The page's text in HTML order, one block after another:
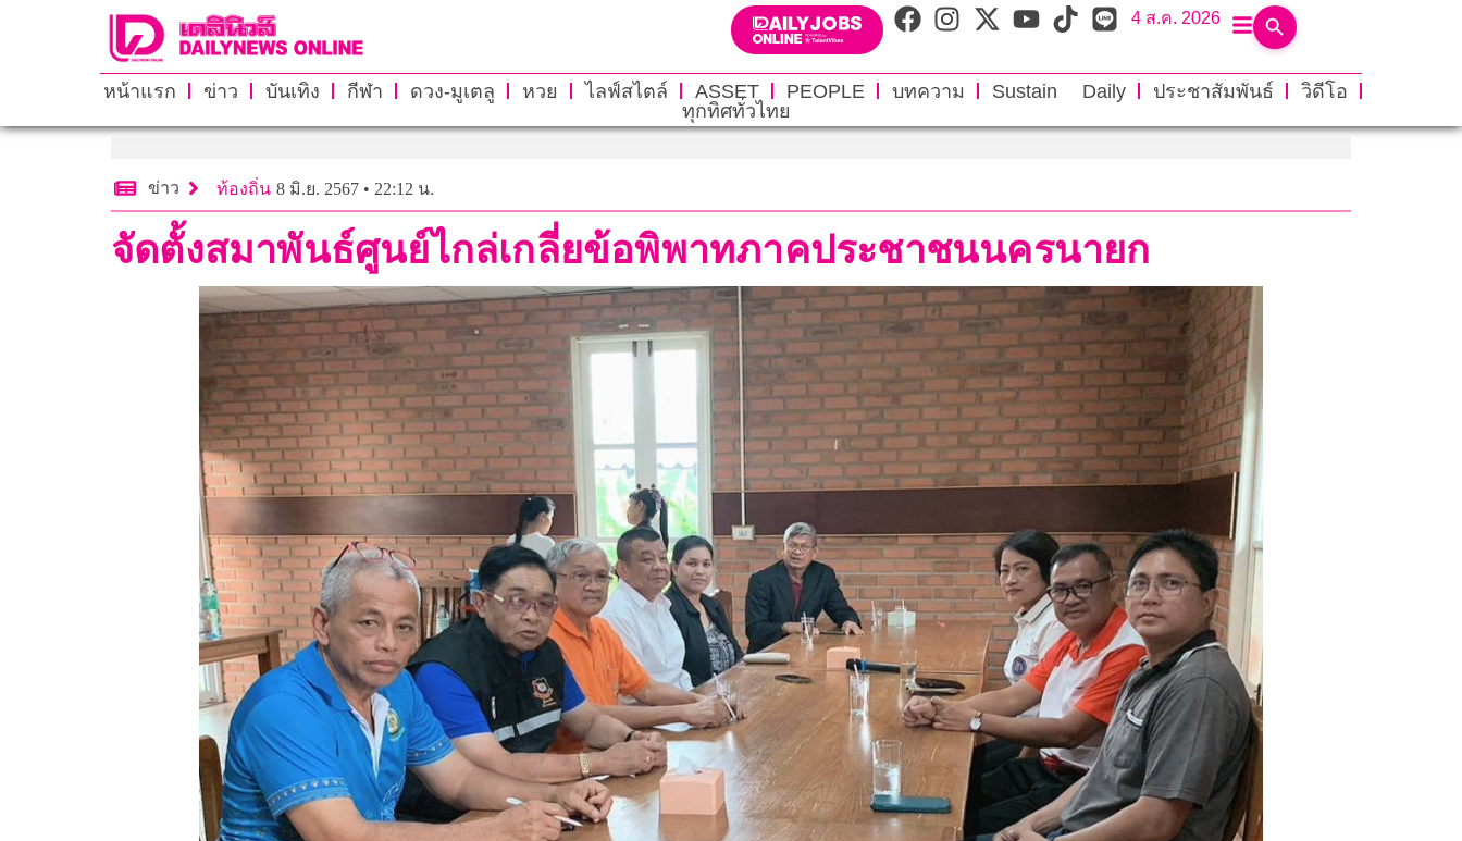
4 ส.ค. 2026
หน้าแรก ข่าว บันเทิง กีฬา ดวง-มูเตลู หวย ไลฟ์สไตล์ ASSET PEOPLE บทความ Sustain Daily ประชาสัมพันธ์
วิดีโอ
ทุกทิศทั่วไทย
ข่าว ท้องถิ่น 8 มิ.ย. 2567 • 22:12 น.
จัดตั้งสมาพันธ์ศูนย์ไกล่เกลี่ยข้อพิพาทภาคประชาชนนครนายก